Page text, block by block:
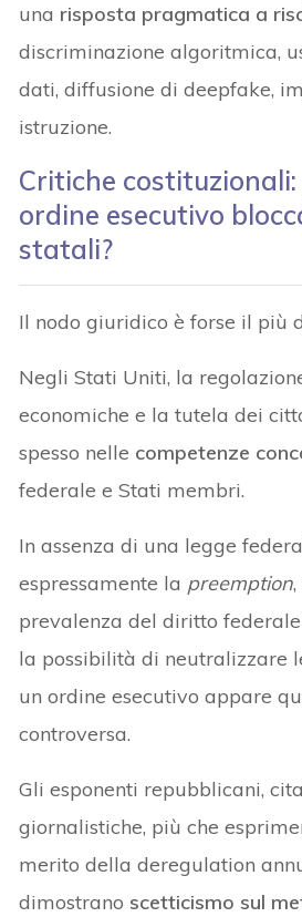
una risposta pragmatica a
discriminazione algoritmica,
dati, diffusione di deepfake,
istruzione.
Critiche costituzionali:
ordine esecutivo
statali?
Il nodo giuridico è forse il più
Negli Stati Uniti, la
economiche e la tutela dei
spesso nelle competenze
federale e Stati membri.
In assenza di una legge
espressamente la preemption
prevalenza del diritto
la possibilità di neutralizzare
un ordine esecutivo appare
controversa.
Gli esponenti repubblicani,
giornalistiche, più che
merito della deregulation
dimostrano scetticismo sul